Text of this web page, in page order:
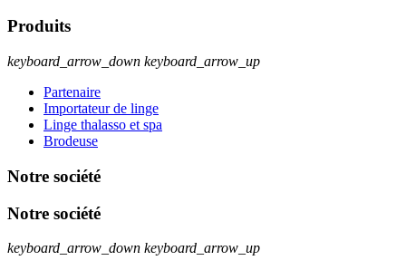
Produits
keyboard_arrow_down keyboard_arrow_up
Partenaire
Importateur de linge
Linge thalasso et spa
Brodeuse
Notre société
Notre société
keyboard_arrow_down keyboard_arrow_up